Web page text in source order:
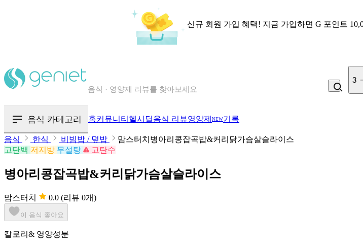
신규 회원 가입 혜택! 지금 가입하면 G 포인트
칼로리와 영양성분을 검색해보세요
3
음식 카테고리 홈커뮤니티 헬시딜음식 리뷰영양제 NEW기록
음식 한식 비빔밥 / 덮밥
맘스터치병아리콩잡곡밥&커리닭가슴살슬라이스
고단백 저지방 무설탕 고탄수
병아리콩잡곡밥&커리닭가슴살슬라이스
맘스터치 0.0 (리뷰 0개)
이 음식 좋아요
칼로리& 영양성분